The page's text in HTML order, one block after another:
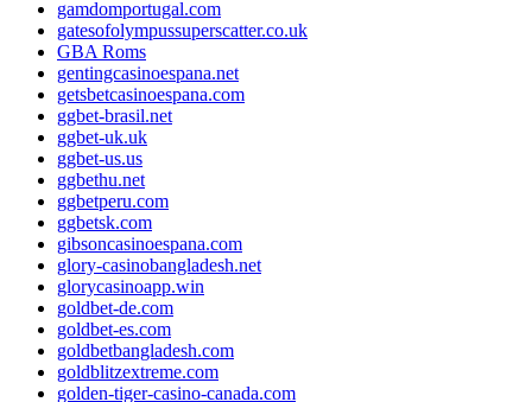
gamdomportugal.com
gatesofolympussuperscatter.co.uk
GBA Roms
gentingcasinoespana.net
getsbetcasinoespana.com
ggbet-brasil.net
ggbet-uk.uk
ggbet-us.us
ggbethu.net
ggbetperu.com
ggbetsk.com
gibsoncasinoespana.com
glory-casinobangladesh.net
glorycasinoapp.win
goldbet-de.com
goldbet-es.com
goldbetbangladesh.com
goldblitzextreme.com
golden-tiger-casino-canada.com